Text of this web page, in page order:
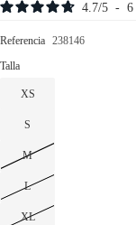
4.7/5 - 6
Referencia 238146
Talla
XS
S
M
L
XL